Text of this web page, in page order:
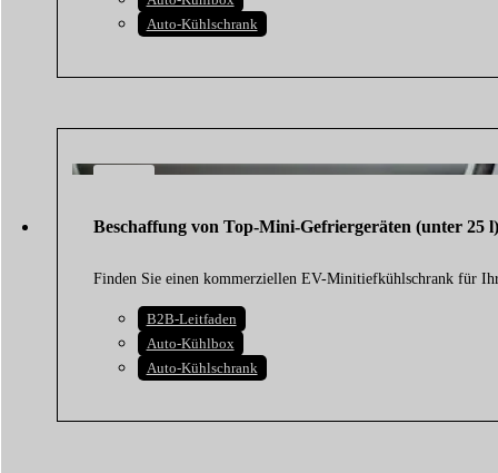
Auto-Kühlschrank
2026
Beschaffung von Top-Mini-Gefriergeräten (unter 25
Finden Sie einen kommerziellen EV-Minitiefkühlschrank für
B2B-Leitfaden
Auto-Kühlbox
Auto-Kühlschrank